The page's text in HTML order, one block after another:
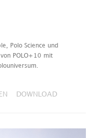
Polo Science und
POLO+10 mit
DOWNLOAD